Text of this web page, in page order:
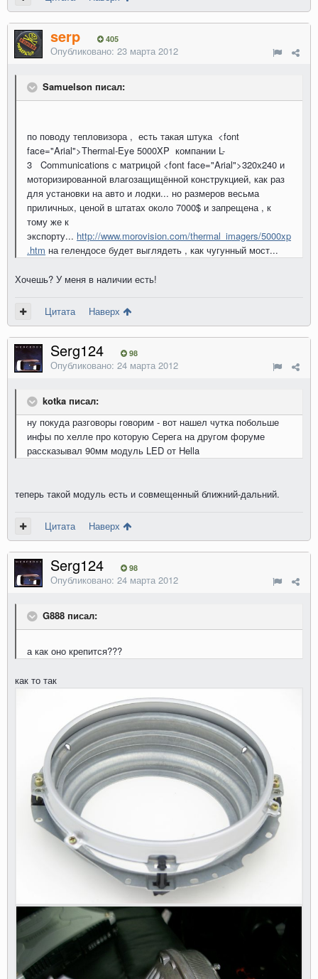
serp 405
Опубликовано: 23 марта 2012
Samuelson писал:
по поводу тепловизора , есть такая штука <font
face="Arial">Thermal-Eye 5000XP компании L-
3 Communications с матрицой <font face="Arial">320х240 и
моторизированной влагозащищённой конструкцией, как раз
для установки на авто и лодки... но размеров весьма
приличных, ценой в штатах около 7000$ и запрещена , к
тому же к
экспорту... http://www.morovision.com/thermal_imagers/5000xp
.htm на гелендосе будет выглядеть , как чугунный мост...
Хочешь? У меня в наличии есть!
Цитата Наверх
Serg124 98
Опубликовано: 24 марта 2012
kotka писал:
ну покуда разговоры говорим - вот нашел чутка побольше
инфы по хелле про которую Серега на другом форуме
рассказывал 90мм модуль LED от Hella
теперь такой модуль есть и совмещенный ближний-дальний.
Цитата Наверх
Serg124 98
Опубликовано: 24 марта 2012
G888 писал:
а как оно крепится???
как то так